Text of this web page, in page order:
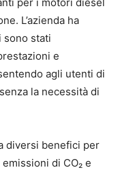
L’azienda ha
sono stati
e
agli utenti di
la necessità di
diversi benefici per
di CO₂ e